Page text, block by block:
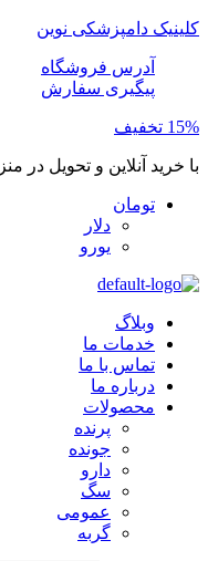
کلینیک دامپزشکی نوین
آدرس فروشگاه
پیگیری سفارش
15% تخفیف
با خرید آنلاین و تحویل در
تومان
دلار
یورو
وبلاگ
خدمات ما
تماس با ما
درباره ما
محصولات
پرنده
جونده
دارو
سگ
عمومی
گربه